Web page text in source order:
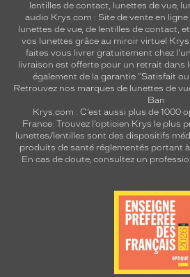
lentilles de contact, lunettes de vue,
audio Krys.com : Site de vente en
lunettes de vue, de lentilles de contact,
vos lunettes grâce au miroir virtuel
faites vous livrer gratuitement chez
livraison est offerte pour un retrait dans
également de la garantie "Satisfait
Retrouvez nos marques de lunettes de
Ban
Krys.com : C’est aussi plus de 1000
France. Trouvez l’opticien Krys le plus
lunettes/lentilles sont des dispositifs
produits de santé réglementés portant
En cas de doute, consultez un